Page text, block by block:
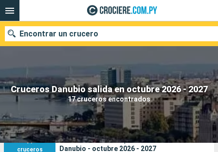
Cruceros Danubio salida en octubre 2026 - 2027
17 cruceros encontrados
Encontrar un crucero
Nuestros destinos
Puertos Compañías
17
cruceros
Sus criterios de búsqueda:
Danubio - octubre 2026 - 2027